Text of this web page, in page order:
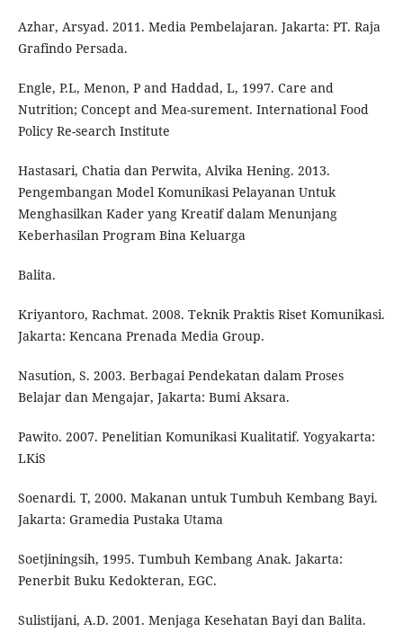
Azhar, Arsyad. 2011. Media Pembelajaran. Jakarta: PT. Raja
Grafindo Persada.
Engle, P.L, Menon, P and Haddad, L, 1997. Care and
Nutrition; Concept and Mea-surement. International Food
Policy Re-search Institute
Hastasari, Chatia dan Perwita, Alvika Hening. 2013.
Pengembangan Model Komunikasi Pelayanan Untuk
Menghasilkan Kader yang Kreatif dalam Menunjang
Keberhasilan Program Bina Keluarga
Balita.
Kriyantoro, Rachmat. 2008. Teknik Praktis Riset Komunikasi.
Jakarta: Kencana Prenada Media Group.
Nasution, S. 2003. Berbagai Pendekatan dalam Proses
Belajar dan Mengajar, Jakarta: Bumi Aksara.
Pawito. 2007. Penelitian Komunikasi Kualitatif. Yogyakarta:
LKiS
Soenardi. T, 2000. Makanan untuk Tumbuh Kembang Bayi.
Jakarta: Gramedia Pustaka Utama
Soetjiningsih, 1995. Tumbuh Kembang Anak. Jakarta:
Penerbit Buku Kedokteran, EGC.
Sulistijani, A.D. 2001. Menjaga Kesehatan Bayi dan Balita.